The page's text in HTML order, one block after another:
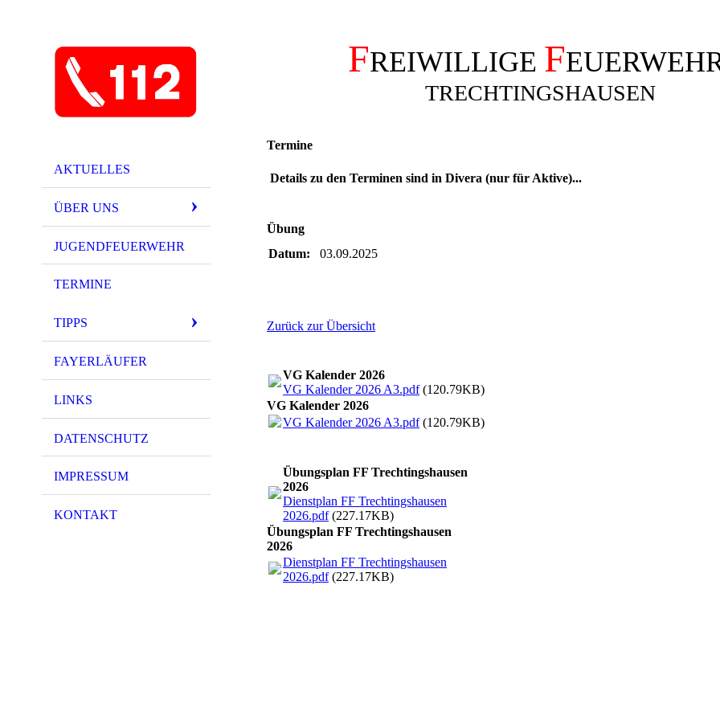
AKTUELLES
ÜBER UNS
JUGENDFEUERWEHR
TERMINE
TIPPS
FAYERLÄUFER
LINKS
DATENSCHUTZ
IMPRESSUM
KONTAKT
FREIWILLIGE F
TRECHTINGSHAUSEN
Termine
Details zu den Terminen sind in Divera (nur für Aktive)...
Übung
Datum:
03.09.2025
Zurück zur Übersicht
VG Kalender 2026
VG Kalender 2026 A3.pdf(120.79KB)
VG Kalender 2026
VG Kalender 2026 A3.pdf(120.79KB)
Übungsplan FF Trechtingshausen
2026
Dienstplan FF Trechtingshausen
2026.pdf(227.17KB)
Übungsplan FF Trechtingshausen
2026
Dienstplan FF Trechtingshausen
2026.pdf(227.17KB)